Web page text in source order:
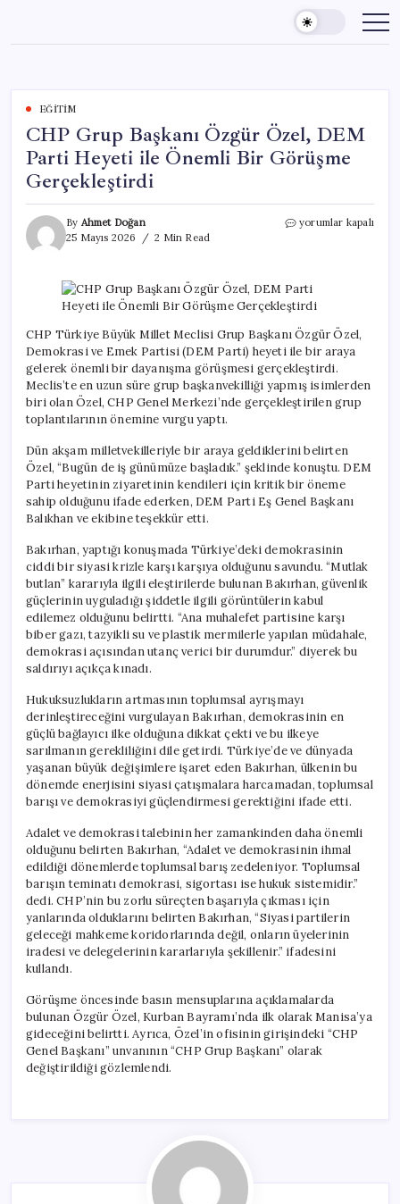
content
EĞITIM
CHP Grup Başkanı Özgür Özel, DEM
Parti Heyeti ile Önemli Bir Görüşme
Gerçekleştirdi
By Ahmet Doğan
25 Mayıs 2026
2 Min Read
CHP
Özel,
DEM
Parti
Heyeti
ile
Önemli
Bir
Görüşme
Gerçekleştirdi
yorumlar kapalı
CHP Türkiye Büyük Millet Meclisi Grup Başkanı Özgür Özel,
Demokrasi ve Emek Partisi (DEM Parti) heyeti ile bir araya
gelerek önemli bir dayanışma görüşmesi gerçekleştirdi.
Meclis’te en uzun süre grup başkanvekilliği yapmış isimlerden
biri olan Özel, CHP Genel Merkezi’nde gerçekleştirilen grup
toplantılarının önemine vurgu yaptı.
Dün akşam milletvekilleriyle bir araya geldiklerini belirten
Özel, “Bugün de iş günümüze başladık.” şeklinde konuştu. DEM
Parti heyetinin ziyaretinin kendileri için kritik bir öneme
sahip olduğunu ifade ederken, DEM Parti Eş Genel Başkanı
Balıkhan ve ekibine teşekkür etti.
Bakırhan, yaptığı konuşmada Türkiye’deki demokrasinin
ciddi bir siyasi krizle karşı karşıya olduğunu savundu. “Mutlak
butlan” kararıyla ilgili eleştirilerde bulunan Bakırhan, güvenlik
güçlerinin uyguladığı şiddetle ilgili görüntülerin kabul
edilemez olduğunu belirtti. “Ana muhalefet partisine karşı
biber gazı, tazyikli su ve plastik mermilerle yapılan müdahale,
demokrasi açısından utanç verici bir durumdur.” diyerek bu
saldırıyı açıkça kınadı.
Hukuksuzlukların artmasının toplumsal ayrışmayı
derinleştireceğini vurgulayan Bakırhan, demokrasinin en
güçlü bağlayıcı ilke olduğuna dikkat çekti ve bu ilkeye
sarılmanın gerekliliğini dile getirdi. Türkiye’de ve dünyada
yaşanan büyük değişimlere işaret eden Bakırhan, ülkenin bu
dönemde enerjisini siyasi çatışmalara harcamadan, toplumsal
barışı ve demokrasiyi güçlendirmesi gerektiğini ifade etti.
Adalet ve demokrasi talebinin her zamankinden daha önemli
olduğunu belirten Bakırhan, “Adalet ve demokrasinin ihmal
edildiği dönemlerde toplumsal barış zedeleniyor. Toplumsal
barışın teminatı demokrasi, sigortası ise hukuk sistemidir.”
dedi. CHP’nin bu zorlu süreçten başarıyla çıkması için
yanlarında olduklarını belirten Bakırhan, “Siyasi partilerin
geleceği mahkeme koridorlarında değil, onların üyelerinin
iradesi ve delegelerinin kararlarıyla şekillenir.” ifadesini
kullandı.
Görüşme öncesinde basın mensuplarına açıklamalarda
bulunan Özgür Özel, Kurban Bayramı’nda ilk olarak Manisa’ya
gideceğini belirtti. Ayrıca, Özel’in ofisinin girişindeki “CHP
Genel Başkanı” unvanının “CHP Grup Başkanı” olarak
değiştirildiği gözlemlendi.